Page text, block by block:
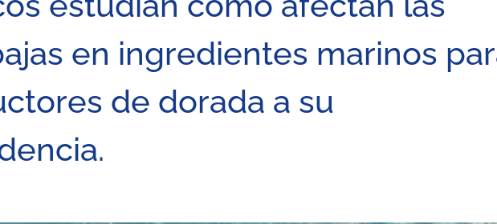
en ingredientes marinos
de dorada a su